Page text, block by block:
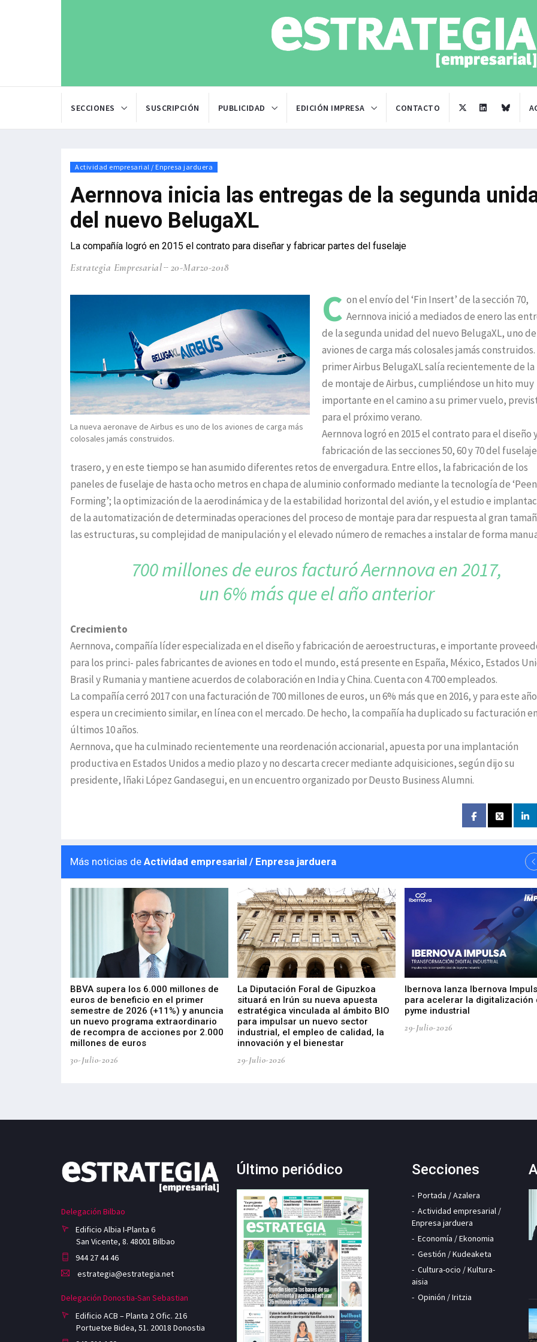
SECCIONES SUSCRIPCIÓN PUBLICIDAD EDICIÓN IMPRESA CONTACTO
Actividad empresarial / Enpresa jarduera
Aernnova inicia las entregas de la segunda
del nuevo BelugaXL
La compañía logró en 2015 el contrato para diseñar y fabricar partes del fuselaje
Estrategia Empresarial 20-Marzo-2018
La nueva aeronave de Airbus es uno de los aviones de carga más
colosales jamás construidos.
C on el envío del ‘Fin Insert’ de la sección 70,
Aernnova inició a mediados de enero las
de la segunda unidad del nuevo BelugaXL, uno
aviones de carga más colosales jamás construidos.
primer Airbus BelugaXL salía recientemente de la
de montaje de Airbus, cumpliéndose un hito muy
importante en el camino a su primer vuelo,
para el próximo verano.
Aernnova logró en 2015 el contrato para el diseño
fabricación de las secciones 50, 60 y 70 del fuselaje
trasero, y en este tiempo se han asumido diferentes retos de envergadura. Entre ellos, la fabricación de los
paneles de fuselaje de hasta ocho metros en chapa de aluminio conformado mediante la tecnología de ‘Peen
Forming’; la optimización de la aerodinámica y de la estabilidad horizontal del avión, y el estudio e
de la automatización de determinadas operaciones del proceso de montaje para dar respuesta al gran
las estructuras, su complejidad de manipulación y el elevado número de remaches a instalar de forma
700 millones de euros facturóAernnova en 2017,
un 6% más que el año anterior
Crecimiento
Aernnova, compañía líder especializada en el diseño y fabricación de aeroestructuras, e importante
para los princi- pales fabricantes de aviones en todo el mundo, está presente en España, México, Estados
Brasil y Rumania y mantiene acuerdos de colaboración en India y China. Cuenta con 4.700 empleados.
La compañía cerró 2017 con una facturación de 700 millones de euros, un 6% más que en 2016, y para este año
espera un crecimiento similar, en línea con el mercado. De hecho, la compañía ha duplicado su facturación
últimos 10 años.
Aernnova, que ha culminado recientemente una reordenación accionarial, apuesta por una implantación
productiva en Estados Unidos a medio plazo y no descarta crecer mediante adquisiciones, según dijo su
presidente, Iñaki López Gandasegui, en un encuentro organizado por Deusto Business Alumni.
Más noticias de Actividad empresarial / Enpresa jarduera
BBVA supera los 6.000 millones de
euros de beneficio en el primer
semestre de 2026 (+11%) y anuncia
un nuevo programa extraordinario
de recompra de acciones por 2.000
millones de euros
30-Julio-2026
La Diputación Foral de Gipuzkoa
situará en Irún su nueva apuesta
estratégica vinculada al ámbito BIO
para impulsar un nuevo sector
industrial, el empleo de calidad, la
innovación y el bienestar
29-Julio-2026
Ibernova lanza Ibernova
para acelerar la digitalización
pyme industrial
29-Julio-2026
Delegación Bilbao
Edificio Albia I-Planta 6
San Vicente, 8. 48001 Bilbao
944 27 44 46
estrategia@estrategia.net
Delegación Donostia-San Sebastian
Edificio ACB – Planta 2 Ofic. 216
Portuetxe Bidea, 51. 20018 Donostia
Último periódico Secciones
Portada / Azalera
Actividad empresarial /
Enpresa jarduera
Economía / Ekonomia
Gestión / Kudeaketa
Cultura-ocio / Kultura-
aisia
Opinión / Iritzia